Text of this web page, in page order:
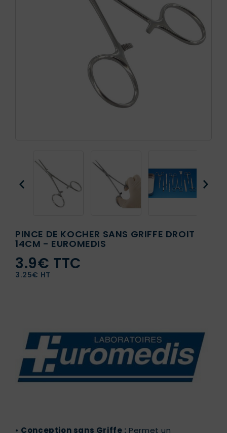
PINCE DE KOCHER SANS GRIFFE DROIT
14CM - EUROMEDIS
3.9€ TTC
3.25€ HT
• Conception sans Griffe : Permet un